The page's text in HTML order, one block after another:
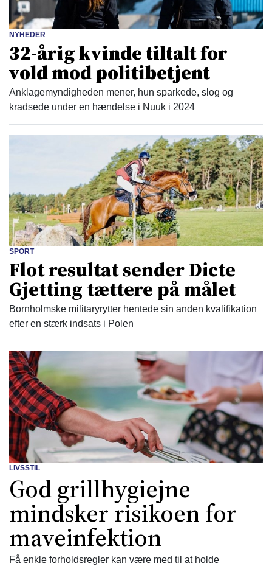
NYHEDER
32-årig kvinde tiltalt for
vold mod politibetjent
Anklagemyndigheden mener, hun sparkede, slog og
kradsede under en hændelse i Nuuk i 2024
SPORT
Flot resultat sender Dicte
Gjetting tættere på målet
Bornholmske militaryrytter hentede sin anden kvalifikation
efter en stærk indsats i Polen
LIVSSTIL
God grillhygiejne
mindsker risikoen for
maveinfektion
Få enkle forholdsregler kan være med til at holde